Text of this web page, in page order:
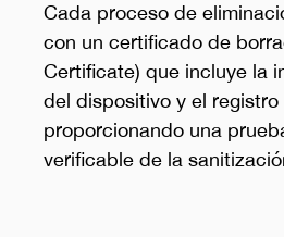
Cada proceso de
con un certificado de
Certificate) que incluye la
del dispositivo y el
proporcionando una
verificable de la